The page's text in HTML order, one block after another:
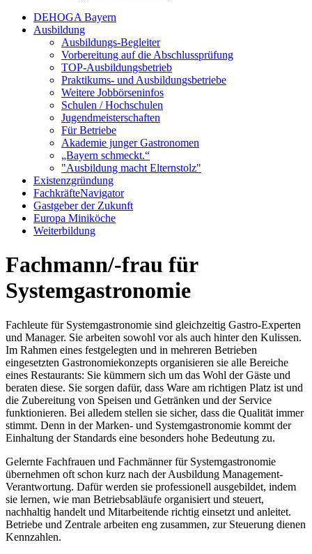
DEHOGA Bayern
Ausbildung
Ausbildungs-Begleiter
Vorbereitung auf die Abschlussprüfung
TOP-Ausbildungsbetrieb
Praktikums- und Ausbildungsbetriebe
Weitere Jobbörseninfos
Schulen / Hochschulen
Jugendmeisterschaften
Für Betriebe
Akademie junger Gastronomen
„Bayern schmeckt.“
"Ausbildung macht Elternstolz"
Existenzgründung
FachkräfteNavigator
Gastgeber der Zukunft
Europa Miniköche
Weiterbildung
Fachmann/-frau für
Systemgastronomie
Fachleute für Systemgastronomie sind gleichzeitig Gastro-Experten
und Manager. Sie arbeiten sowohl vor als auch hinter den Kulissen.
Im Rahmen eines festgelegten und in mehreren Betrieben
eingesetzten Gastronomiekonzepts organisieren sie alle Bereiche
eines Restaurants: Sie kümmern sich um das Wohl der Gäste und
beraten diese. Sie sorgen dafür, dass Ware am richtigen Platz ist und
die Zubereitung von Speisen und Getränken und der Service
funktionieren. Bei alledem stellen sie sicher, dass die Qualität immer
stimmt. Denn in der Marken- und Systemgastronomie kommt der
Einhaltung der Standards eine besonders hohe Bedeutung zu.
Gelernte Fachfrauen und Fachmänner für Systemgastronomie
übernehmen oft schon kurz nach der Ausbildung Management-
Verantwortung. Dafür werden sie professionell ausgebildet, indem
sie lernen, wie man Betriebsabläufe organisiert und steuert,
nachhaltig handelt und Mitarbeitende richtig einsetzt und anleitet.
Betriebe und Zentrale arbeiten eng zusammen, zur Steuerung dienen
Kennzahlen.